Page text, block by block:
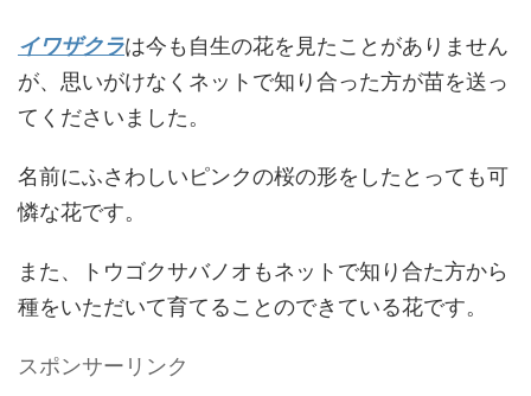
イワザクラは今も自生の花を見たことがありません
が、思いがけなくネットで知り合った方が苗を送っ
てくださいました。
名前にふさわしいピンクの桜の形をしたとっても可
憐な花です。
また、トウゴクサバノオもネットで知り合た方から
種をいただいて育てることのできている花です。
スポンサーリンク